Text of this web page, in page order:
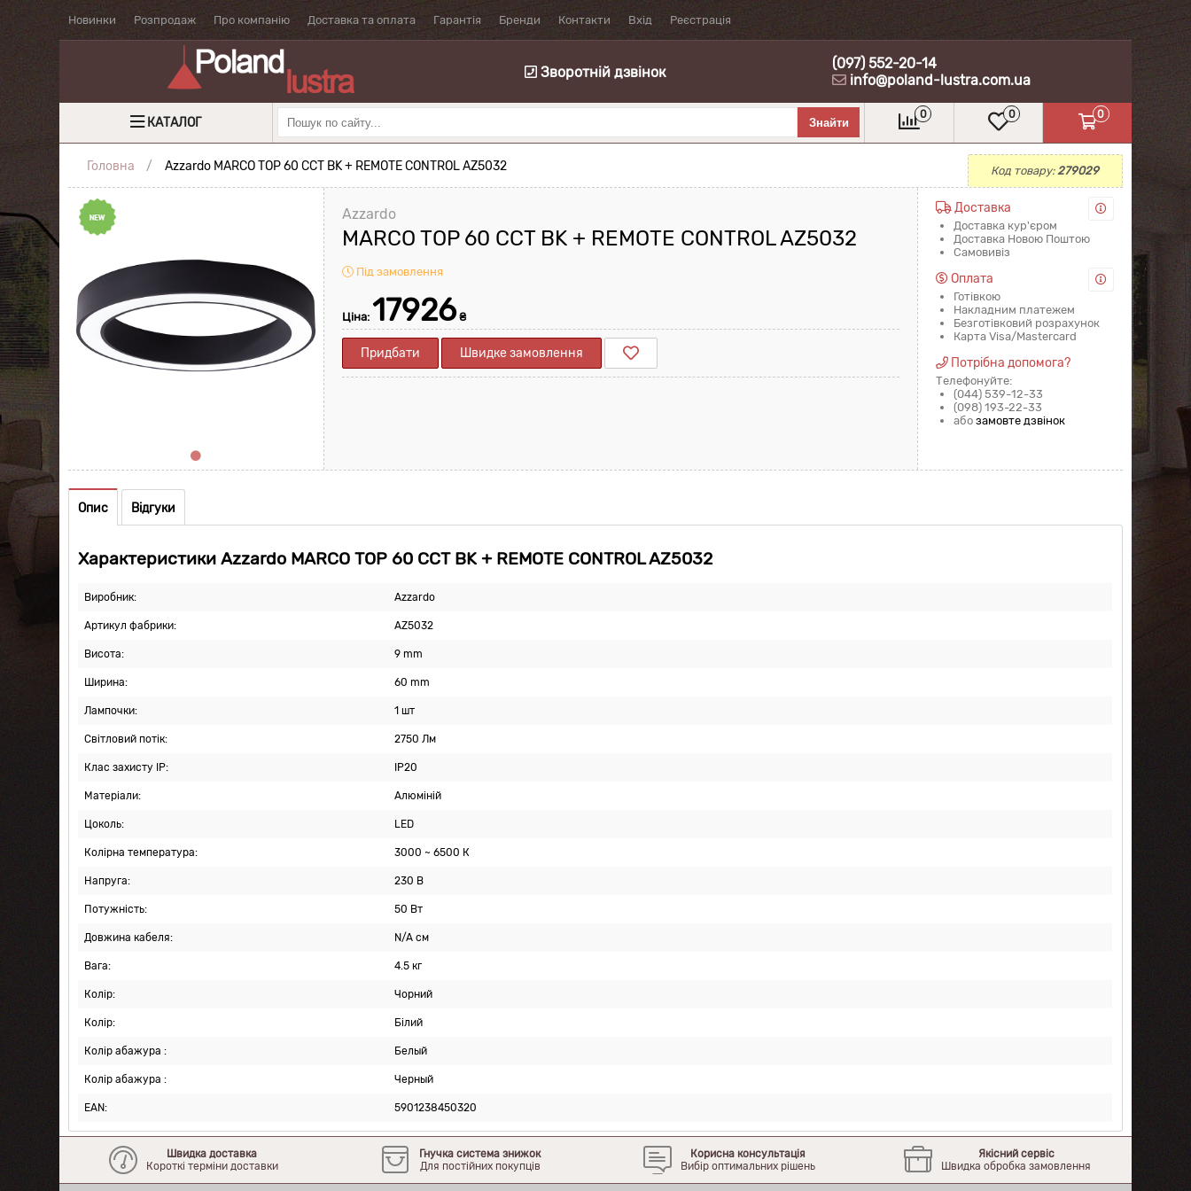
Новинки Розпродаж Про компанію Доставка та оплата Гарантія Бренди Контакти Вхід Реєстрація
Зворотній дзвінок
(097) 552-20-14
info@poland-lustra.com.ua
КАТАЛОГ
0 0 0
Головна Azzardo MARCO TOP 60 CCT BK + REMOTE CONTROL AZ5032 Код товару:279029
Azzardo
MARCO TOP 60 CCT BK + REMOTE CONTROL AZ5032
Під замовлення
Ціна: 17926₴
Придбати Швидке замовлення
Доставка
Доставка кур'єром
Доставка Новою Поштою
Самовивіз
Оплата
Готівкою
Накладним платежем
Безготівковий розрахунок
Карта Visa/Mastercard
Потрібна допомога?
Телефонуйте:
(044) 539-12-33
(098) 193-22-33
або замовте дзвінок
Опис Відгуки
Характеристики Azzardo MARCO TOP 60 CCT BK + REMOTE CONTROL AZ5032
Виробник: Azzardo
Артикул фабрики: AZ5032
Висота: 9 mm
Ширина: 60 mm
Лампочки: 1 шт
Світловий потік: 2750 Лм
Клас захисту IP: IP20
Матеріали: Алюміній
Цоколь: LED
Колірна температура: 3000 ~ 6500 К
Напруга: 230 В
Потужність: 50 Вт
Довжина кабеля: N/A см
Вага: 4.5 кг
Колір: Чорний
Колір: Білий
Колір абажура : Белый
Колір абажура : Черный
EAN: 5901238450320
Швидка доставка
Короткі терміни доставки
Гнучка система знижок
Для постійних покупців
Корисна консультація
Вибір оптимальних рішень
Якісний сервіс
Швидка обробка замовлення